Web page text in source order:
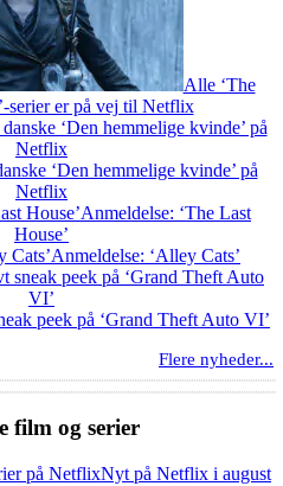
Alle ‘The
serier er på vej til Netflix
‘Den hemmelige kvinde’ på
Netflix
Anmeldelse: ‘The Last
House’
Anmeldelse: ‘Alley Cats’
peek på ‘Grand Theft Auto VI’
Flere nyheder...
film og serier
Nyt på Netflix i august